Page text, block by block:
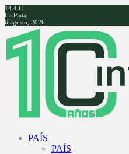
14.4 C
La Plata
6 agosto, 2026
Facebook
Twitter
Instagram
Youtube
PAÍS
PAÍS